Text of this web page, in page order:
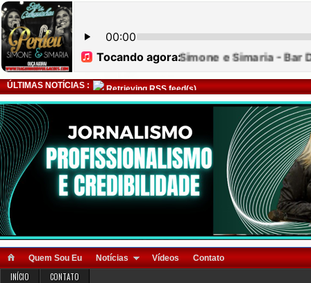
ÚLTIMAS NOTÍCIAS : Retrieving RSS feed(s)
Quem Sou Eu Notícias Vídeos Contato
INÍCIO CONTATO